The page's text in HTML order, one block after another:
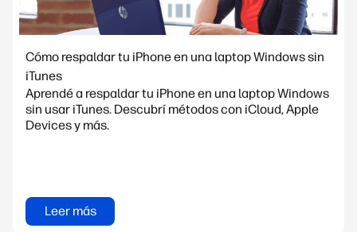
Cómo respaldar tu iPhone en una laptop Windows sin
iTunes
Aprendé a respaldar tu iPhone en una laptop Windows
sin usar iTunes. Descubrí métodos con iCloud, Apple
Devices y más.
Leer más